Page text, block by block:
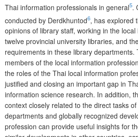
Thai information professionals in general5.
conducted by Derdkhuntod6, has explored
opinions of library staff, wor­king in the
twelve provincial university libraries, and
requirements in these library departments.
members of the local information
the roles of the Thai local information
justified and closing an important gap in
information science research. In addition,
context closely related to the direct tasks
departments and globally recognized
profession can provide useful insights for